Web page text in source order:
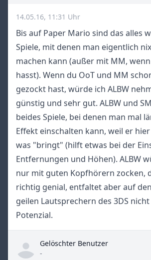
14.05.16, 11:31 Uhr
Bis auf Paper Mario sind das alles
Spiele, mit denen man eigentlich
machen kann (außer mit MM,
hasst). Wenn du OoT und MM
gezockt hast, würde ich ALBW
günstig und sehr gut. ALBW und
beides Spiele, bei denen man mal
Effekt einschalten kann, weil er
was "bringt" (hilft etwas bei der
Entfernungen und Höhen). ALBW
nur mit guten Kopfhörern zocken,
richtig genial, entfaltet aber auf
geilen Lautsprechern des 3DS
Potenzial.
Gelöschter Benutzer
Title
-